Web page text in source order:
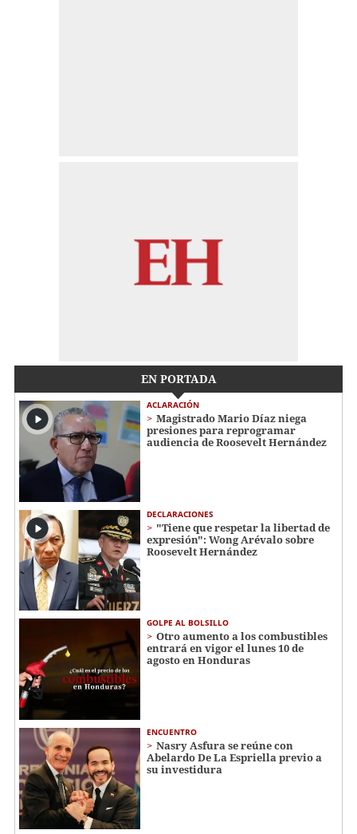
EN PORTADA
ACLARACIÓN
Magistrado Mario Díaz niega
presiones para reprogramar
audiencia de Roosevelt Hernández
DECLARACIONES
"Tiene que respetar la libertad de
expresión": Wong Arévalo sobre
Roosevelt Hernández
GOLPE AL BOLSILLO
Otro aumento a los combustibles
entrará en vigor el lunes 10 de
agosto en Honduras
ENCUENTRO
Nasry Asfura se reúne con
Abelardo De La Espriella previo a
su investidura